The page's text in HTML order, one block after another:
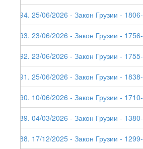
294. 25/06/2026 - Закон Грузии -
293. 23/06/2026 - Закон Грузии -
292. 23/06/2026 - Закон Грузии -
291. 25/06/2026 - Закон Грузии -
290. 10/06/2026 - Закон Грузии -
289. 04/03/2026 - Закон Грузии -
288. 17/12/2025 - Закон Грузии -